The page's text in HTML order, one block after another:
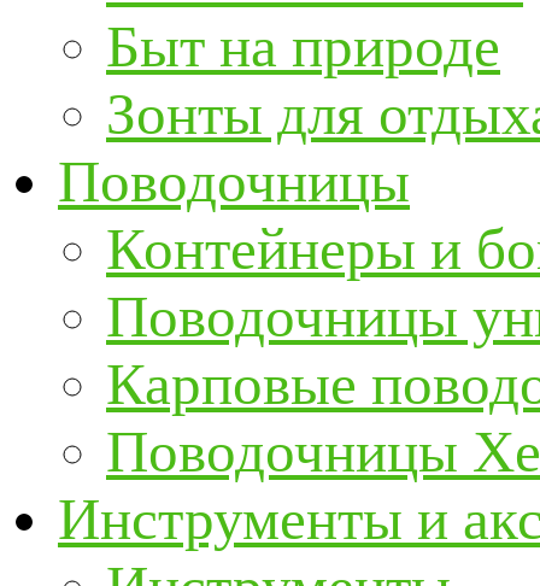
Быт на природе
Зонты для
Поводочницы
Контейнеры и
Поводочницы
Карповые
Поводочницы
Инструменты и